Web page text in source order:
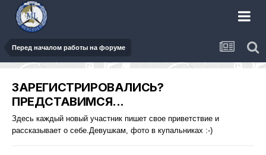
Перед началом работы на форуме
ЗАРЕГИСТРИРОВАЛИСЬ?
ПРЕДСТАВИМСЯ...
Здесь каждый новый участник пишет свое приветствие и
рассказывает о себе.Девушкам, фото в купальниках :-)